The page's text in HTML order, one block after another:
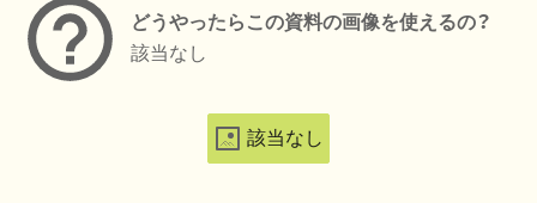
どうやったらこの資料の画像を使えるの？
該当なし
該当なし